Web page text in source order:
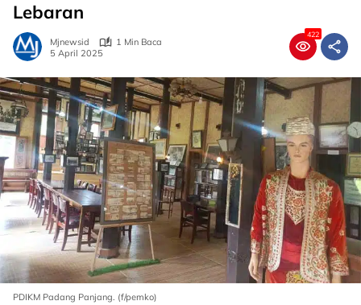
Lebaran
Mjnewsid
1 Min Baca
5 April 2025
422
PDIKM Padang Panjang. (f/pemko)